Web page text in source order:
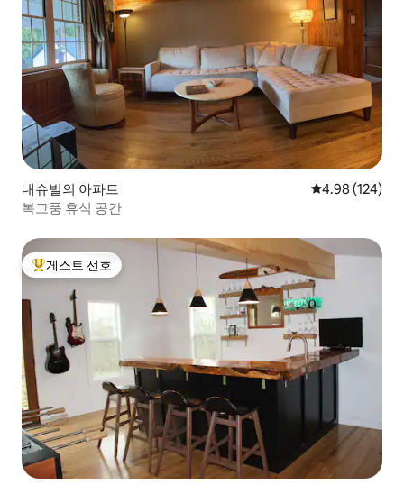
내슈빌의 아파트 평점 4.98점(5
4.98 (124)
복고풍 휴식 공간
상위 게스트 선호
게스트 선호